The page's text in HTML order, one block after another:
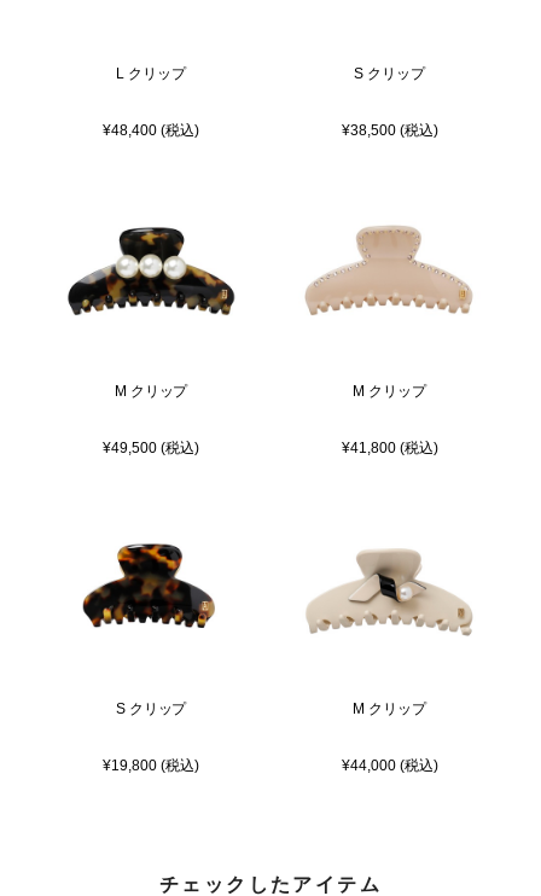
L クリップ
¥48,400 (税込)
S クリップ
¥38,500 (税込)
M クリップ
¥49,500 (税込)
M クリップ
¥41,800 (税込)
S クリップ
¥19,800 (税込)
M クリップ
¥44,000 (税込)
チェックしたアイテム